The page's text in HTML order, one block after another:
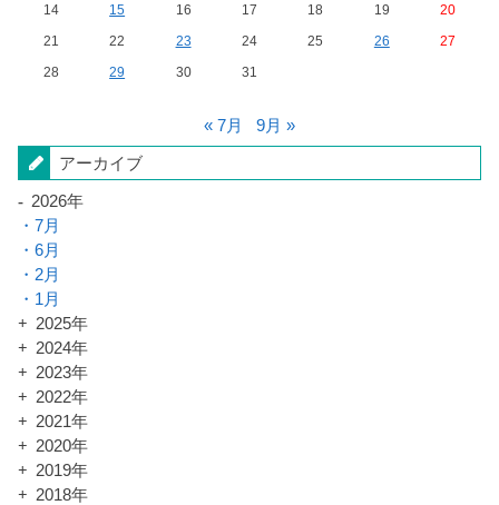
14
15 16 17 18 19
20
21
22 23 24 25 26
27
28
29 30 31
« 7月 9月 »
アーカイブ
2026年
7月
6月
2月
1月
2025年
2024年
2023年
2022年
2021年
2020年
2019年
2018年